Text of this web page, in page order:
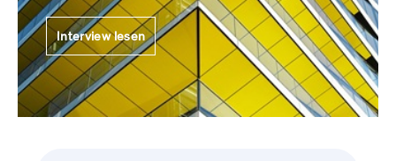
Interview lesen